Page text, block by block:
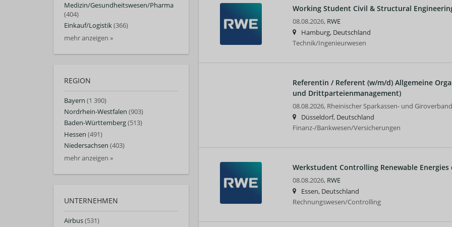
Medizin/Gesundheitswesen/Pharma
(404)
Einkauf/Logistik(366)
mehr anzeigen »
REGION
Bayern (1 390)
Nordrhein-Westfalen (903)
Baden-Württemberg(513)
Hessen (491)
Niedersachsen (403)
mehr anzeigen »
UNTERNEHMEN
Airbus(531)
Working Student Civil & Structural
08.08.2026, RWE
Hamburg, Deutschland
Technik/Ingenieurwesen
Referentin / Referent (w/m/d) Allgemeine
und Drittparteienmanagement)
08.08.2026, Rheinischer Sparkassen- und Giroverband
Düsseldorf, Deutschland
Finanz-/Bankwesen/Versicherungen
Werkstudent Controlling Renewable Energies
08.08.2026, RWE
Essen, Deutschland
Rechnungswesen/Controlling